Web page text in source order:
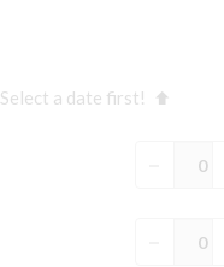
Reserve una visita guiada
Sólo billetes con entrada rápida